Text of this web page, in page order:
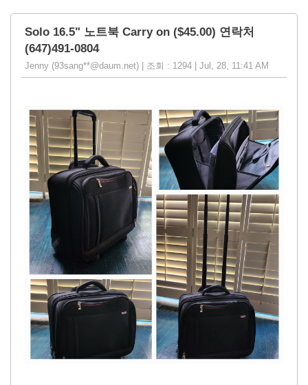
Solo 16.5" 노트북 Carry on ($45.00) 연락처
(647)491-0804
Jenny (93sang**@daum.net) | 조회 : 1294 | Jul, 28, 11:41 AM